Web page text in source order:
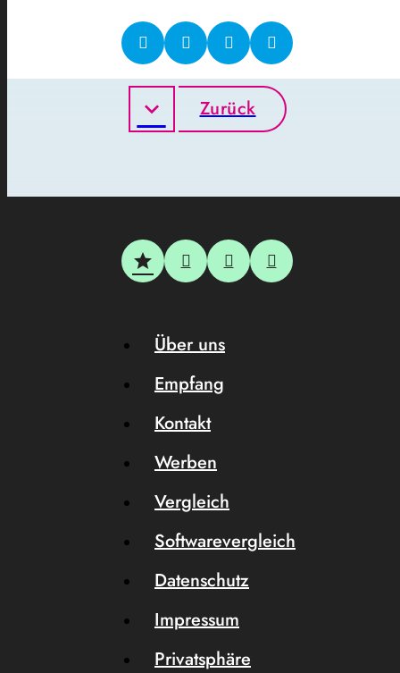
Zurück
Über uns
Empfang
Kontakt
Werben
Vergleich
Softwarevergleich
Datenschutz
Impressum
Privatsphäre